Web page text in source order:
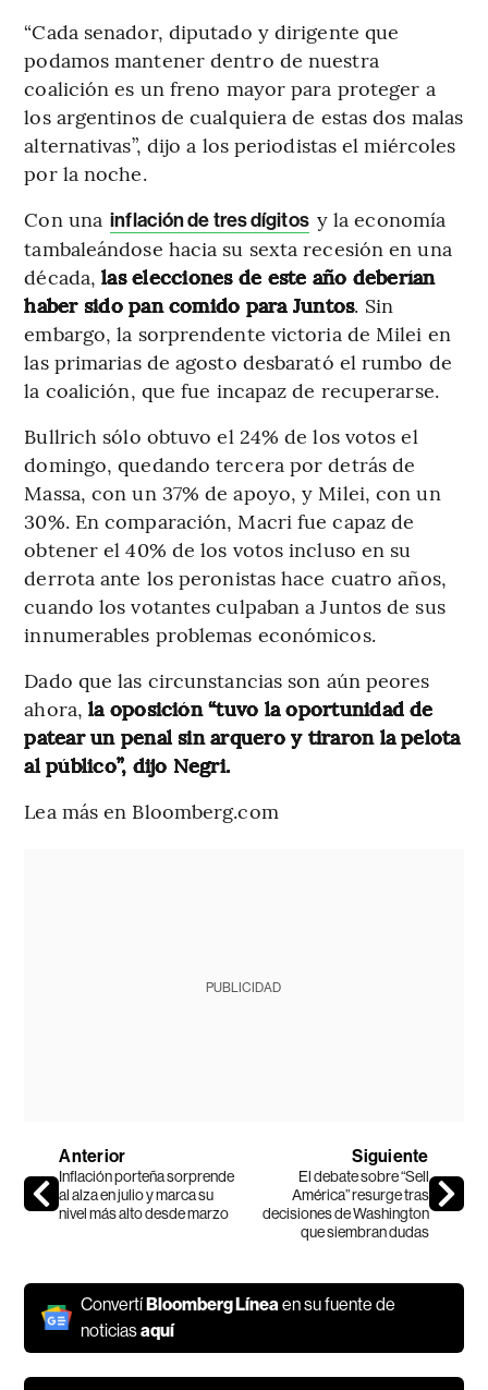
“Cada senador, diputado y dirigente que
podamos mantener dentro de nuestra
coalición es un freno mayor para proteger a
los argentinos de cualquiera de estas dos malas
alternativas”, dijo a los periodistas el miércoles
por la noche.
Con una inflación de tres dígitos y la economía
tambaleándose hacia su sexta recesión en una
década,las elecciones de este año deberían
haber sido pan comido para Juntos. Sin
embargo, la sorprendente victoria de Milei en
las primarias de agosto desbarató el rumbo de
la coalición, que fue incapaz de recuperarse.
Bullrich sólo obtuvo el 24% de los votos el
domingo, quedando tercera por detrás de
Massa, con un 37% de apoyo, y Milei, con un
30%. En comparación, Macri fue capaz de
obtener el 40% de los votos incluso en su
derrota ante los peronistas hace cuatro años,
cuando los votantes culpaban a Juntos de sus
innumerables problemas económicos.
Dado que las circunstancias son aún peores
ahora,la oposición “tuvo la oportunidad de
patear un penal sin arquero y tiraron la pelota
al público”, dijo Negri.
Lea más en Bloomberg.com
PUBLICIDAD
Anterior
Inflación porteña sorprende
al alza en julio y marca su
nivel más alto desde marzo
Siguiente
El debate sobre “Sell
América” resurge tras
decisiones de Washington
que siembran dudas
ConvertíBloomberg Líneaen su fuente de
noticiasaquí